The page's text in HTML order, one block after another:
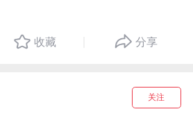
收藏 分享
关注